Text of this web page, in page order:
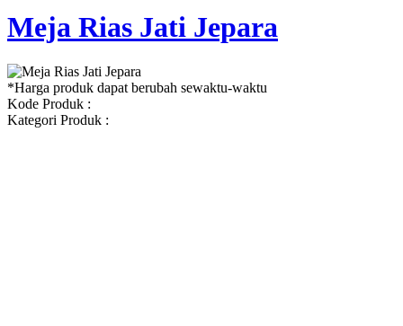
Meja Rias Jati Jepara
*Harga produk dapat berubah sewaktu-waktu
Kode Produk :
Kategori Produk :